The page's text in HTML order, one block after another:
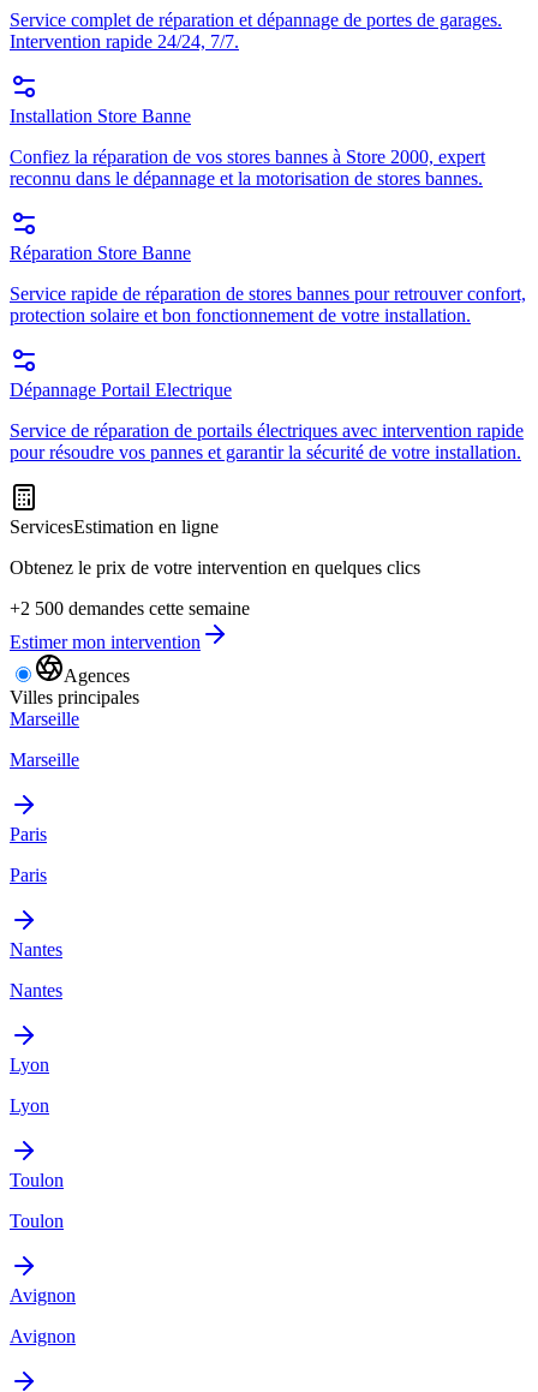
Service complet de réparation et dépannage de portes de garages.
Intervention rapide 24/24, 7/7.
Installation Store Banne
Confiez la réparation de vos stores bannes à Store 2000, expert
reconnu dans le dépannage et la motorisation de stores bannes.
Réparation Store Banne
Service rapide de réparation de stores bannes pour retrouver confort,
protection solaire et bon fonctionnement de votre installation.
Dépannage Portail Electrique
Service de réparation de portails électriques avec intervention rapide
pour résoudre vos pannes et garantir la sécurité de votre installation.
ServicesEstimation en ligne
Obtenez le prix de votre intervention en quelques clics
+2 500 demandes cette semaine
Estimer mon intervention
Agences
Villes principales
Marseille
Marseille
Paris
Paris
Nantes
Nantes
Lyon
Lyon
Toulon
Toulon
Avignon
Avignon